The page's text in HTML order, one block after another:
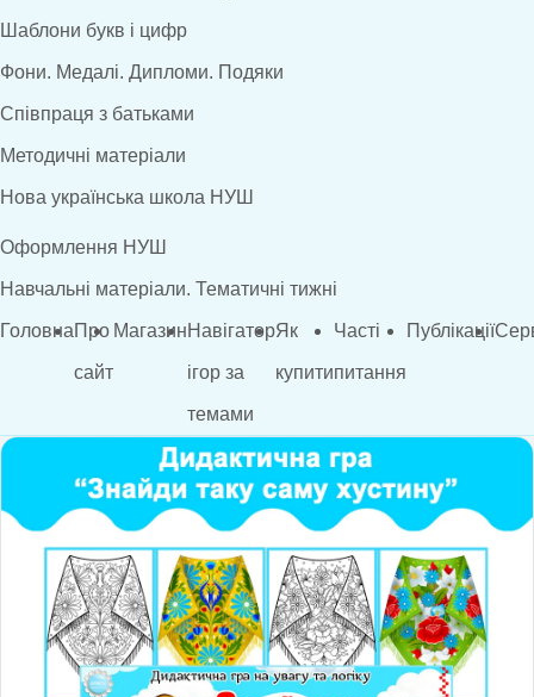
Шаблони букв і цифр
Фони. Медалі. Дипломи. Подяки
Співпраця з батьками
Методичні матеріали
Нова українська школа НУШ
Оформлення НУШ
Навчальні матеріали. Тематичні тижні
ГоловнаПро
сайт
МагазинНавігатор
ігор за
темами
Як
купити
Часті
питання
Публікації